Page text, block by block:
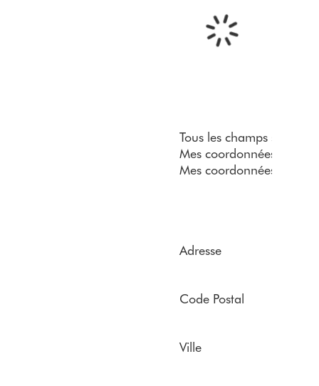
Tous les champs sont
Mes coordonnées
Mes coordonnées
Adresse
Code Postal
Ville